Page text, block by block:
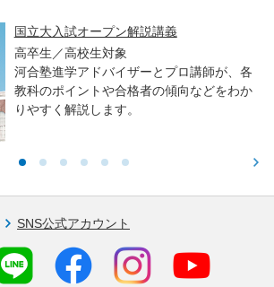
国立大入試オープン解説講義
高卒生／高校生対象
河合塾進学アドバイザーとプロ講師が、各
教科のポイントや合格者の傾向などをわか
りやすく解説します。
SNS公式アカウント